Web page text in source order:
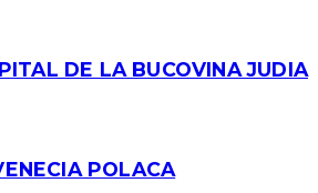
DE LA BUCOVINA JUDIA
POLACA